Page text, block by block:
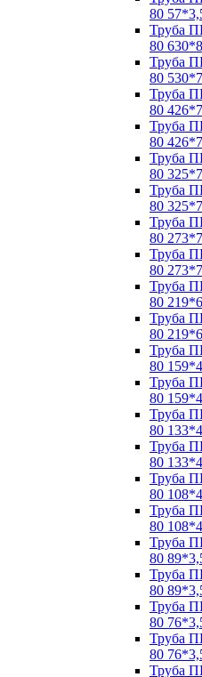
80
Труба
80
Труба
80
Труба
80
Труба
80
Труба
80
Труба
80
Труба
80
Труба
80
Труба
80
Труба
80
Труба
80
Труба
80
Труба
80
Труба
80
Труба
80
Труба
80
Труба
80
Труба
80
Труба
80
Труба
80
Труба